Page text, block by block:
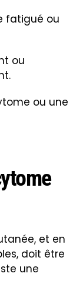
fatigué ou
ou
ou une
et en
doit être
une